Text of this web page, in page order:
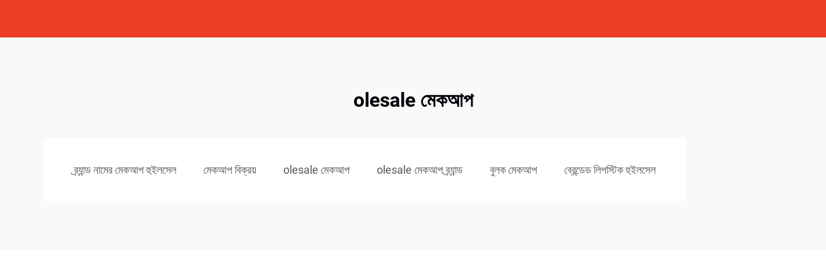
olesale মেকআপ
ব্র্যান্ড নামের মেকআপ হুইলসেল মেকআপ বিক্রয় olesale মেকআপ olesale মেকআপ ব্র্যান্ড বুলক মেকআপ ব্রেন্ডেড লিপস্টিক হুইলসেল